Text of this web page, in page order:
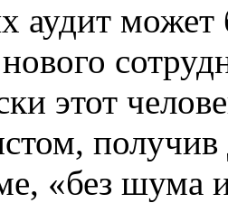
аудит
этот
получив
«без шума